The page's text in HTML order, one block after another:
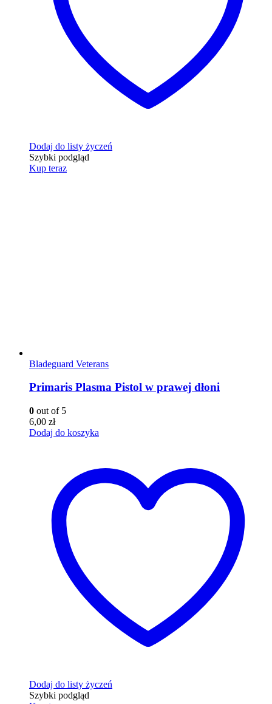
Dodaj do listy życzeń
Szybki podgląd
Kup teraz
Bladeguard Veterans
Primaris Plasma Pistol w prawej dłoni
0 out of 5
6,00 zł
Dodaj do koszyka
Dodaj do listy życzeń
Szybki podgląd